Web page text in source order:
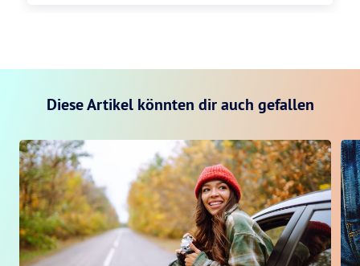
Diese Artikel könnten dir auch gefallen